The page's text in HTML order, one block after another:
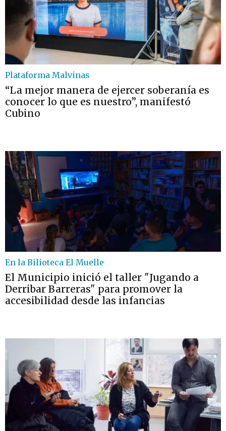
Plataforma Malvinas
“La mejor manera de ejercer soberanía es
conocer lo que es nuestro”, manifestó
Cubino
En la Bilioteca El Muelle
El Municipio inició el taller "Jugando a
Derribar Barreras" para promover la
accesibilidad desde las infancias